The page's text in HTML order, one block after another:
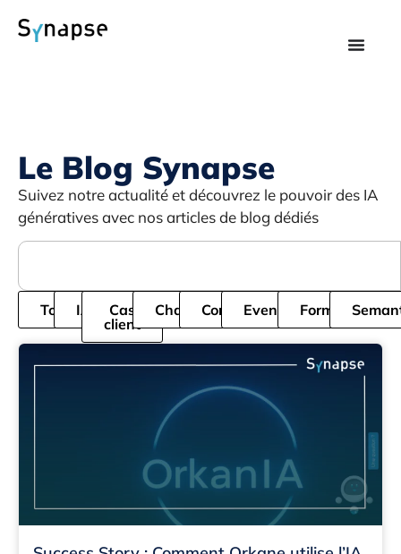
Le Blog Synapse
Suivez notre actualité et découvrez le pouvoir des IA
génératives avec nos articles de blog dédiés
Tous IA
Cas
client
ChatbotCordialEvenementFormation